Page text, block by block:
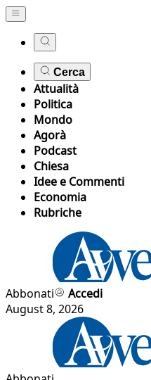
Cerca
Attualità
Politica
Mondo
Agorà
Podcast
Chiesa
Idee e Commenti
Economia
Rubriche
Abbonati
Accedi
August 8, 2026